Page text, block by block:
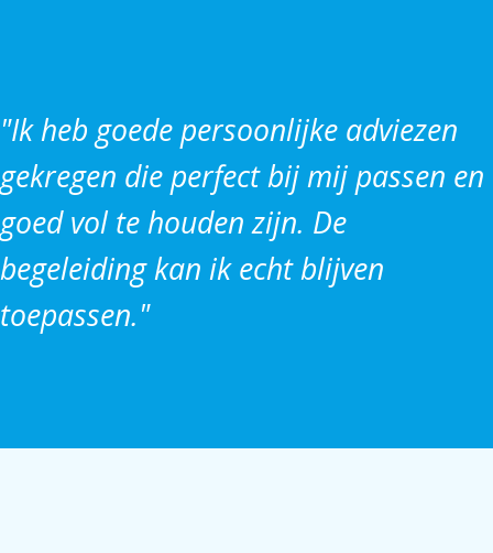
"Ik heb goede persoonlijke adviezen
gekregen die perfect bij mij passen en
goed vol te houden zijn. De
begeleiding kan ik echt blijven
toepassen."